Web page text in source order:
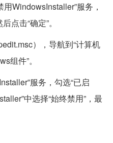
WindowsInstaller”服务，
点击“确定”。
），导航到“计算机
组件”。
服务，勾选“已启
中选择“始终禁用”，最